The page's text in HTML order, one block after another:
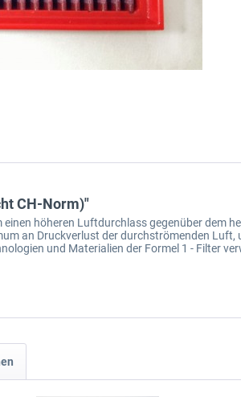
CH-Norm)"
höheren Luftdurchlass gegenüber dem
an Druckverlust der durchströmenden
und Materialien der Formel 1 - Filter